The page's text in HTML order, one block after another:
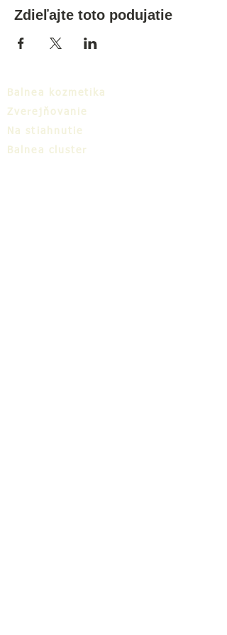
Zdieľajte toto podujatie
Balnea kozmetika
Zverejňovanie
Na stiahnutie
Balnea cluster